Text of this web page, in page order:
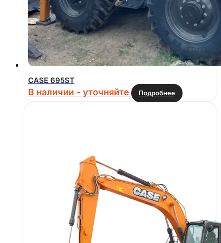
CASE 695ST
В наличии - уточняйте Подробнее